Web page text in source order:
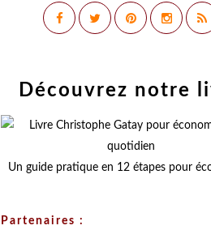
Découvrez notre
Un guide pratique en 12 étapes pour
Partenaires :